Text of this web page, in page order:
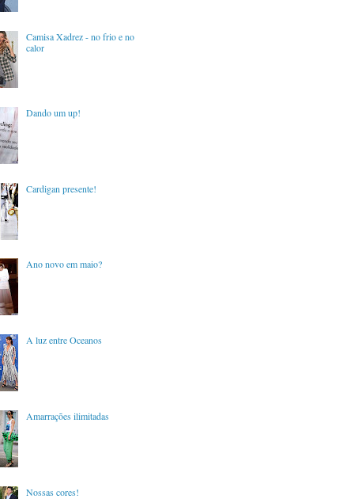
Camisa Xadrez - no frio e no
calor
Dando um up!
Cardigan presente!
Ano novo em maio?
A luz entre Oceanos
Amarrações ilimitadas
Nossas cores!